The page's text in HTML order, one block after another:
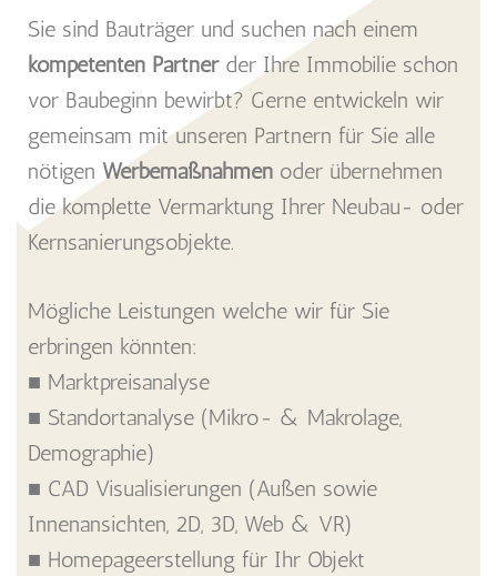
Sie sind Bauträger und suchen nach einem
kompetenten Partnerder Ihre Immobilie schon
vor Baubeginn bewirbt? Gerne entwickeln wir
gemeinsam mit unseren Partnern für Sie alle
nötigen Werbemaßnahmen oder übernehmen
die komplette Vermarktung Ihrer Neubau- oder
Kernsanierungsobjekte.
Mögliche Leistungen welche wir für Sie
erbringen könnten:
■ Marktpreisanalyse
■ Standortanalyse (Mikro- & Makrolage,
Demographie)
■ CAD Visualisierungen (Außen sowie
Innenansichten, 2D, 3D, Web & VR)
■ Homepageerstellung für Ihr Objekt